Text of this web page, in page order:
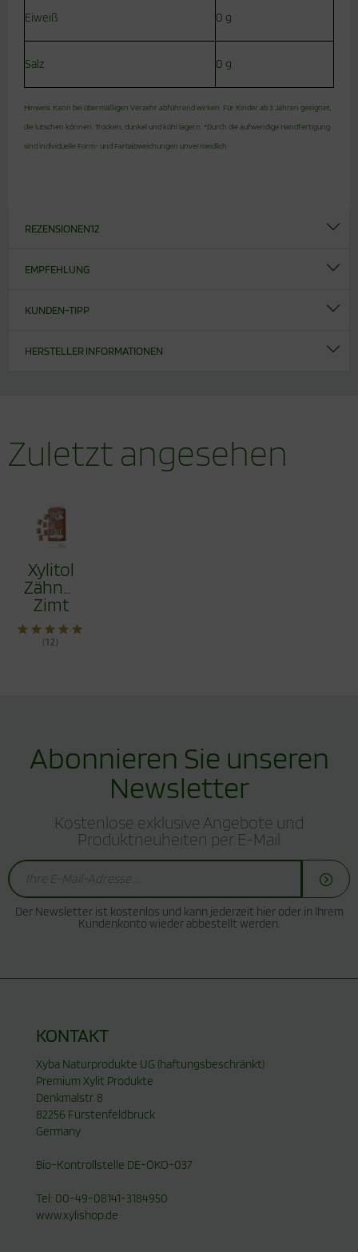
Eiweiß 0 g
Salz 0 g
Hinweis: Kann bei übermäßigen Verzehr abführend wirken. Für Kinder ab 3 Jahren geeignet,
die lutschen können. Trocken, dunkel und kühl lagern. *Durch die aufwendige Handfertigung
sind individuelle Form- und Farbabweichungen unvermeidlich
REZENSIONEN12
EMPFEHLUNG
KUNDEN-TIPP
HERSTELLER INFORMATIONEN
Zuletzt angesehen
Xylitol
Zähnchen®
Zimt
30g -
Zahnpflege
(12)
Abonnieren Sie unseren
Newsletter
Kostenlose exklusive Angebote und
Produktneuheiten per E-Mail
Der Newsletter ist kostenlos und kann jederzeit hier oder in Ihrem
Kundenkonto wieder abbestellt werden.
KONTAKT
Xyba Naturprodukte UG (haftungsbeschränkt)
Premium Xylit Produkte
Denkmalstr. 8
82256 Fürstenfeldbruck
Germany
Bio-Kontrollstelle DE-ÖKO-037
Tel: 00-49-08141-3184950
www.xylishop.de